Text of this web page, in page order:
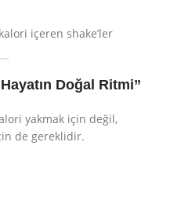
içeren shake’ler
Doğal Ritmi”
yakmak için değil,
de gereklidir.